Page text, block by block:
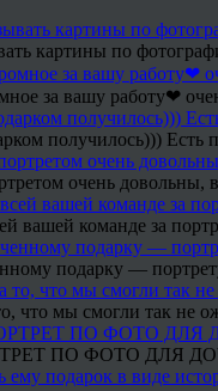
картины по
за вашу работу❤
получилось)))
очень довольны,
вашей команде за
подарку —
что мы смогли так не
ПО ФОТО ДЛЯ